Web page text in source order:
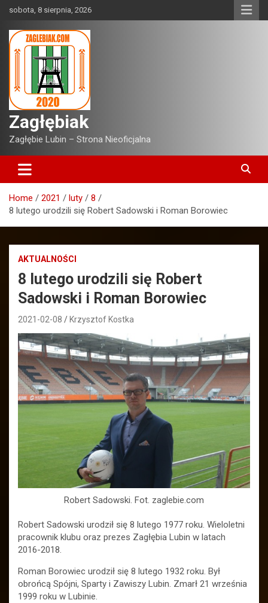
content
sobota, 8 sierpnia, 2026
Zagłębiak
Zagłębie Lubin – Strona Nieoficjalna
Home 2021 luty
8
8 lutego urodzili się Robert Sadowski i Roman Borowiec
AKTUALNOŚCI
8 lutego urodzili się Robert
Sadowski i Roman Borowiec
2021-02-08 Krzysztof Kostka
Robert Sadowski. Fot. zaglebie.com
Robert Sadowski urodził się 8 lutego 1977 roku. Wieloletni
pracownik klubu oraz prezes Zagłębia Lubin w latach
2016-2018.
Roman Borowiec urodził się 8 lutego 1932 roku. Był
obrońcą Spójni, Sparty i Zawiszy Lubin. Zmarł 21 września
1999 roku w Lubinie.